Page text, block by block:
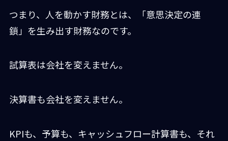
つまり、人を動かす財務とは、「意思決定の連
鎖」を生み出す財務なのです。
試算表は会社を変えません。
決算書も会社を変えません。
KPIも、予算も、キャッシュフロー計算書も、それ